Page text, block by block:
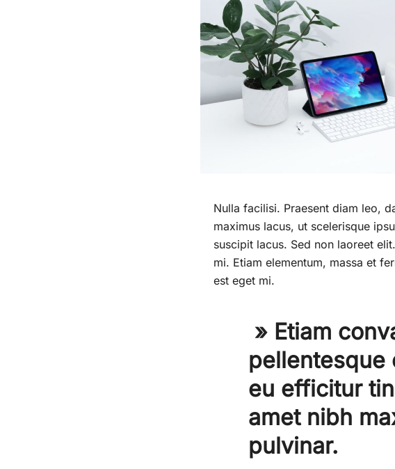
Nulla facilisi. Praesent diam leo,
maximus lacus, ut scelerisque
suscipit lacus. Sed non laoreet
mi. Etiam elementum, massa et
est eget mi.
» Etiam
pellentesque
eu efficitur
amet nibh
pulvinar.